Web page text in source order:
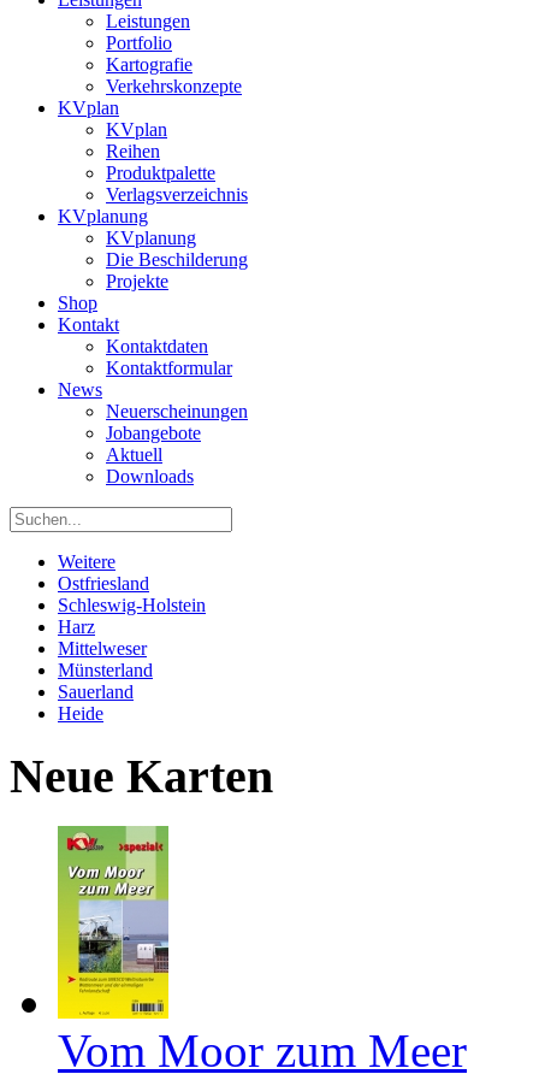
Leistungen
Portfolio
Kartografie
Verkehrskonzepte
KVplan
KVplan
Reihen
Produktpalette
Verlagsverzeichnis
KVplanung
KVplanung
Die Beschilderung
Projekte
Shop
Kontakt
Kontaktdaten
Kontaktformular
News
Neuerscheinungen
Jobangebote
Aktuell
Downloads
Weitere
Ostfriesland
Schleswig-Holstein
Harz
Mittelweser
Münsterland
Sauerland
Heide
Neue Karten
Vom Moor zum Meer